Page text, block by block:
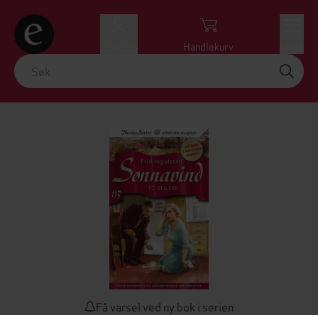
Handlekurv
Få varsel ved ny bok i serien